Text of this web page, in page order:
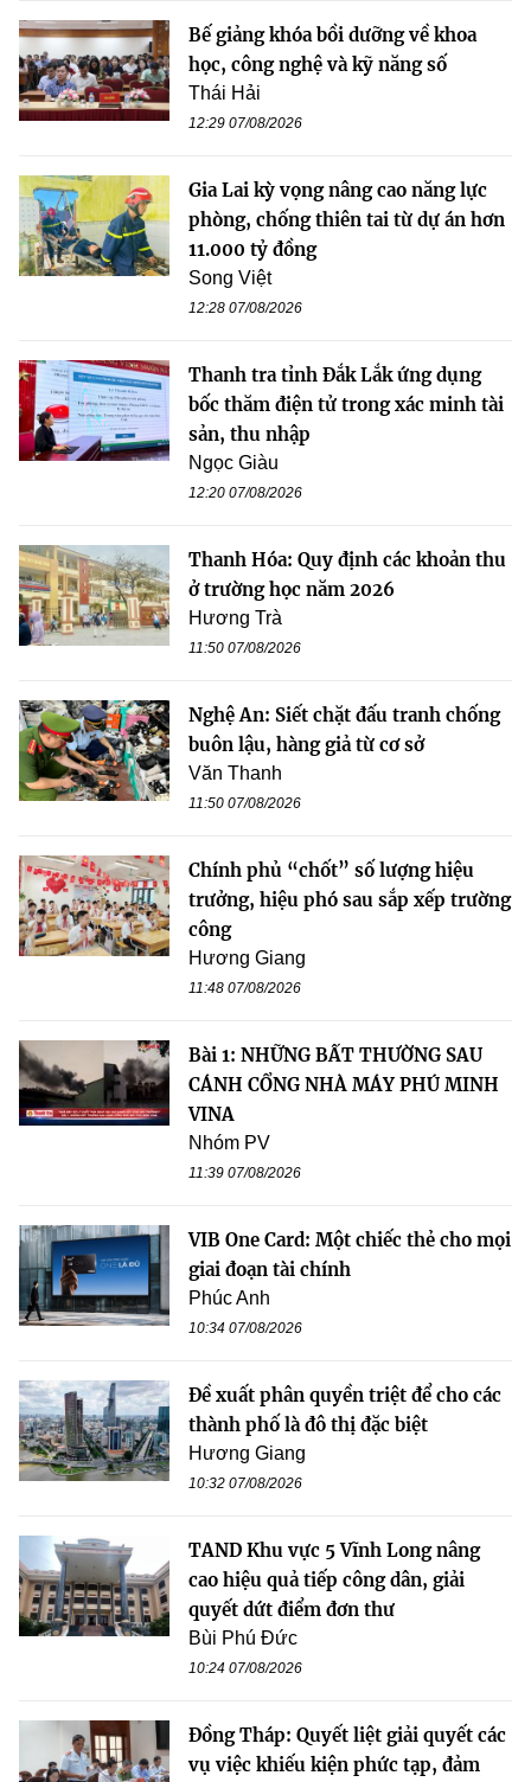
Bế giảng khóa bồi dưỡng về khoa
học, công nghệ và kỹ năng số
Thái Hải
12:29 07/08/2026
Gia Lai kỳ vọng nâng cao năng lực
phòng, chống thiên tai từ dự án hơn
11.000 tỷ đồng
Song Việt
12:28 07/08/2026
Thanh tra tỉnh Đắk Lắk ứng dụng
bốc thăm điện tử trong xác minh tài
sản, thu nhập
Ngọc Giàu
12:20 07/08/2026
Thanh Hóa: Quy định các khoản thu
ở trường học năm 2026
Hương Trà
11:50 07/08/2026
Nghệ An: Siết chặt đấu tranh chống
buôn lậu, hàng giả từ cơ sở
Văn Thanh
11:50 07/08/2026
Chính phủ “chốt” số lượng hiệu
trưởng, hiệu phó sau sắp xếp trường
công
Hương Giang
11:48 07/08/2026
Bài 1: NHỮNG BẤT THƯỜNG SAU
CÁNH CỔNG NHÀ MÁY PHÚ MINH
VINA
Nhóm PV
11:39 07/08/2026
VIB One Card: Một chiếc thẻ cho mọi
giai đoạn tài chính
Phúc Anh
10:34 07/08/2026
Đề xuất phân quyền triệt để cho các
thành phố là đô thị đặc biệt
Hương Giang
10:32 07/08/2026
TAND Khu vực 5 Vĩnh Long nâng
cao hiệu quả tiếp công dân, giải
quyết dứt điểm đơn thư
Bùi Phú Đức
10:24 07/08/2026
Đồng Tháp: Quyết liệt giải quyết các
vụ việc khiếu kiện phức tạp, đảm